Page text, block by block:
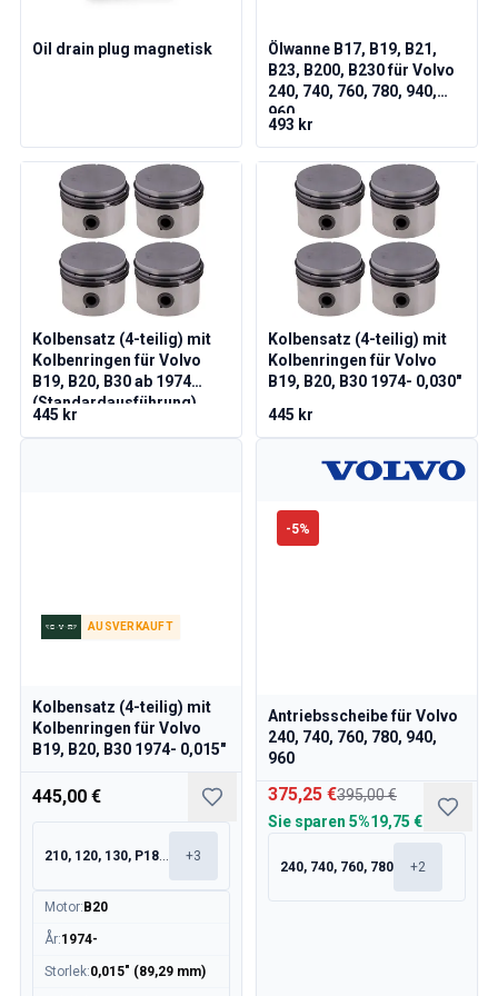
Volvo 1800 Kraftstoff-/Auspuffanlage
Volvo 1800 Motor Drosselklappengestänge
Volvo 1800 MotorErsatzteile
Volvo 1800 Elektrische Ausrüstung
Volvo 1800 Vorderradaufhängung
Volvo 1800 Getriebe/Hinterradaufhängung
Volvo 1800 InnenausstattungsErsatzteile
Volvo 1800 Heizungsanlage/Frischluft (1961-73)
Volvo 1800 Räder/Nabenkappen
Volvo 1800 Sonstiges
Volvo 140/164 Ersatzteile
Volvo 140/164 KarosserieErsatzteile
Volvo 140/164 Motor Drosselklappengestänge
Volvo 140/164 Heizung/Frischluft
Volvo 140/164 InnenausstattungsErsatzteile
Volvo 140/164 Sonstiges
Volvo 140/164 Räder/Nabenkappen
Volvo 240/260 Ersatzteile
Volvo 240/260 Kraftstoff-/Auspuffanlage
Volvo 240/260 Elektrische Ausrüstung
Volvo 240/260 Vorderradaufhängung
Volvo 240/260 Räder
Volvo 240/260 MotorenErsatzteile
Volvo 240/260 KarosserieErsatzteile
Oil drain plug magnetisk
Ölwanne B17, B19, B21,
B23, B200, B230 für Volvo
240, 740, 760, 780, 940,
960
493 kr
Kolbensatz (4-teilig) mit
Kolbenringen für Volvo
B19, B20, B30 ab 1974
(Standardausführung)
445 kr
Kolbensatz (4-teilig) mit
Kolbenringen für Volvo
B19, B20, B30 1974- 0,030"
445 kr
AUSVERKAUFT
Kolbensatz (4-teilig) mit
Kolbenringen für Volvo
B19, B20, B30 1974- 0,015"
445,00 €
210, 120, 130, P1800 +3
Motor: B20
År:1974-
Storlek:0,015" (89,29 mm)
-5%
Antriebsscheibe für Volvo
240, 740, 760, 780, 940,
960
375,25 €395,00 €
Sie sparen 5%19,75 €
240, 740, 760, 780 +2